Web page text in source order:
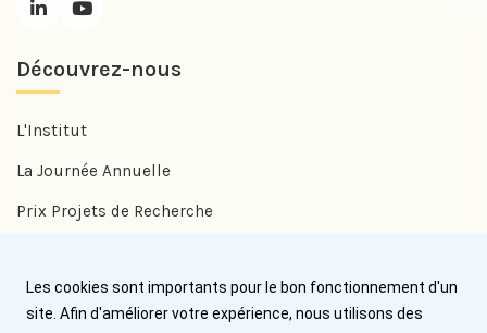
Découvrez-nous
L'Institut
La Journée Annuelle
Prix Projets de Recherche
Prix Jean Trémolières
Les cookies sont importants pour le bon fonctionnement d'un
site. Afin d'améliorer votre expérience, nous utilisons des